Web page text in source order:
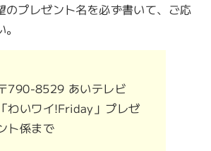
のプレゼント名を必ず書いて、ご応
790-8529 あいテレビ
「わいワイ!Friday」プレゼ
ト係まで